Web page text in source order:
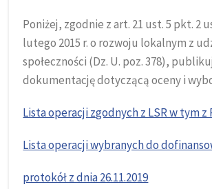
Poniżej, zgodnie z art. 21 ust. 5 pkt. 2
lutego 2015 r. o rozwoju lokalnym z
społeczności (Dz. U. poz. 378),
dokumentację dotyczącą oceny i
Lista operacji zgodnych z LSR w tym
Lista operacji wybranych do
protokół z dnia 26.11.2019